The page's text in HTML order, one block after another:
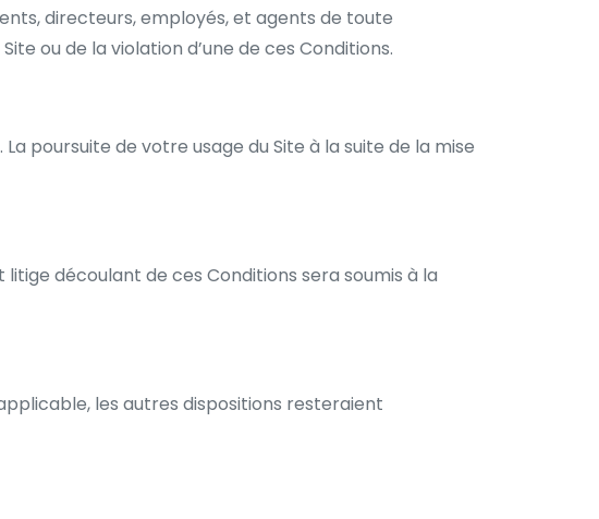
directeurs, employés, et agents de toute
ou de la violation d’une de ces Conditions.
poursuite de votre usage du Site à la suite de la mise
découlant de ces Conditions sera soumis à la
les autres dispositions resteraient